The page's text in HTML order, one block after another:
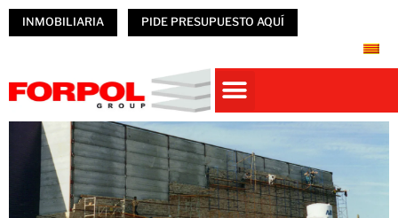
INMOBILIARIA PIDE PRESUPUESTO AQUÍ